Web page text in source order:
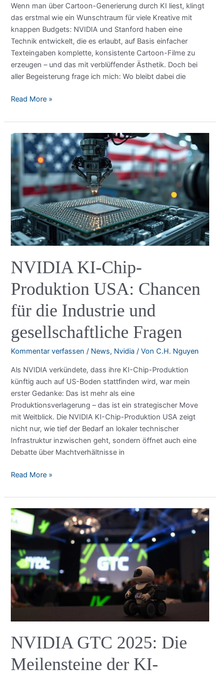
Wenn man über Cartoon-Generierung durch KI liest, klingt
das erstmal wie ein Wunschtraum für viele Kreative mit
knappen Budgets: NVIDIA und Stanford haben eine
Technik entwickelt, die es erlaubt, auf Basis einfacher
Texteingaben komplette, konsistente Cartoon-Filme zu
erzeugen – und das mit verblüffender Ästhetik. Doch bei
aller Begeisterung frage ich mich: Wo bleibt dabei die
Cartoon-
durch
KI
von
NVIDIA
und
Stanford:
Ein
kritischer
Blick
Read More »
NVIDIA KI-Chip-
Produktion USA: Chancen
für die Industrie und
gesellschaftliche Fragen
Kommentar verfassen / News, Nvidia / VonC.H. Nguyen
Als NVIDIA verkündete, dass ihre KI-Chip-Produktion
künftig auch auf US-Boden stattfinden wird, war mein
erster Gedanke: Das ist mehr als eine
Produktionsverlagerung – das ist ein strategischer Move
mit Weitblick. Die NVIDIA KI-Chip-Produktion USA zeigt
nicht nur, wie tief der Bedarf an lokaler technischer
Infrastruktur inzwischen geht, sondern öffnet auch eine
Debatte über Machtverhältnisse in
NVIDIA
Chip-
Produktion
USA:
Chancen
die
Industrie
und
gesellschaftliche
Fragen
Read More »
NVIDIA GTC 2025: Die
Meilensteine der KI-